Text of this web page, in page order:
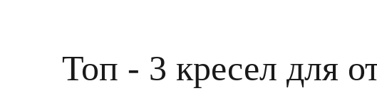
Топ - 3 кресел для